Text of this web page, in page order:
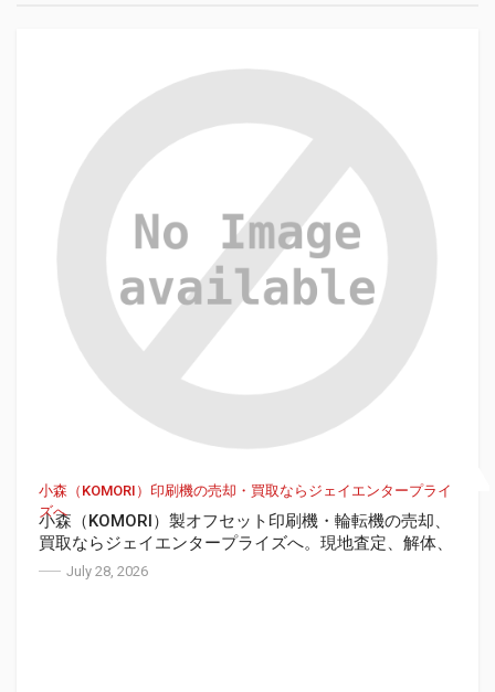
小森（KOMORI）印刷機の売却・買取ならジェイエンタープライ
ズへ
小森（KOMORI）製オフセット印刷機・輪転機の売却、
買取ならジェイエンタープライズへ。現地査定、解体、
搬出、コンテナ積込、海外輸出まで一括対応します。
July 28, 2026